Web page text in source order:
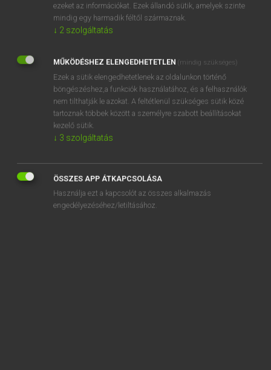
sunray treatment
sunroof
sunscreen
MICROSOFT OFFICE BŐVÍTMÉNY
BEÉPÜLŐ SZÓTÁRMODUL
ONLINE NYELVVIZSGA
ezeket az információkat. Ezek állandó sütik, amelyek szinte
mindig egy harmadik féltől származnak.
↓ 2 szolgáltatás
MŰKÖDÉSHEZ ELENGEDHETETLEN (mindig szükséges)
Ezek a sütik elengedhetetlenek az oldalunkon történő
böngészéshez,a funkciók használatához, és a felhasználók
nem tilthatják le azokat. A feltétlenül szükséges sütik közé
tartoznak többek között a személyre szabott beállításokat
kezelő sütik.
↓ 3 szolgáltatás
ÖSSZES APP ÁTKAPCSOLÁSA
Használja ezt a kapcsolót az összes alkalmazás
engedélyezéséhez/letiltásához.